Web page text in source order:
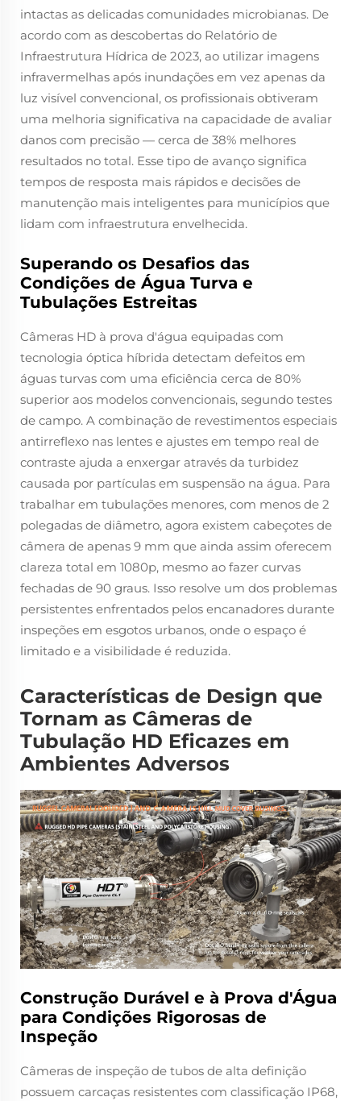
intactas as delicadas comunidades microbianas. De
acordo com as descobertas do Relatório de
Infraestrutura Hídrica de 2023, ao utilizar imagens
infravermelhas após inundações em vez apenas da
luz visível convencional, os profissionais obtiveram
uma melhoria significativa na capacidade de avaliar
danos com precisão — cerca de 38% melhores
resultados no total. Esse tipo de avanço significa
tempos de resposta mais rápidos e decisões de
manutenção mais inteligentes para municípios que
lidam com infraestrutura envelhecida.
Superando os Desafios das
Condições de Água Turva e
Tubulações Estreitas
Câmeras HD à prova d'água equipadas com
tecnologia óptica híbrida detectam defeitos em
águas turvas com uma eficiência cerca de 80%
superior aos modelos convencionais, segundo testes
de campo. A combinação de revestimentos especiais
antirreflexo nas lentes e ajustes em tempo real de
contraste ajuda a enxergar através da turbidez
causada por partículas em suspensão na água. Para
trabalhar em tubulações menores, com menos de 2
polegadas de diâmetro, agora existem cabeçotes de
câmera de apenas 9 mm que ainda assim oferecem
clareza total em 1080p, mesmo ao fazer curvas
fechadas de 90 graus. Isso resolve um dos problemas
persistentes enfrentados pelos encanadores durante
inspeções em esgotos urbanos, onde o espaço é
limitado e a visibilidade é reduzida.
Características de Design que
Tornam as Câmeras de
Tubulação HD Eficazes em
Ambientes Adversos
Construção Durável e à Prova d'Água
para Condições Rigorosas de
Inspeção
Câmeras de inspeção de tubos de alta definição
possuem carcaças resistentes com classificação IP68,